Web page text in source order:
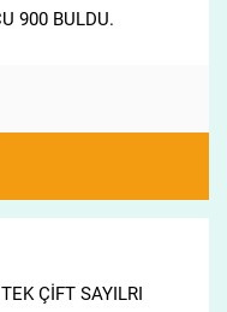
900 BULDU.
ÇİFT SAYILRI